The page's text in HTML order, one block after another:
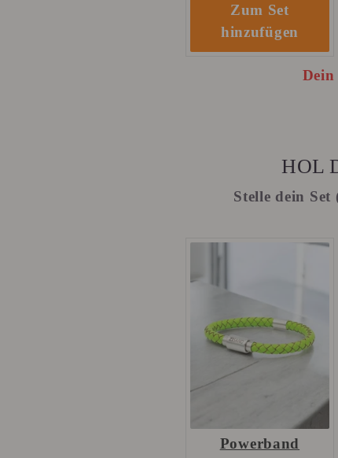
Zum Set
hinzufügen
HOL
Stelle dein Set
Powerband